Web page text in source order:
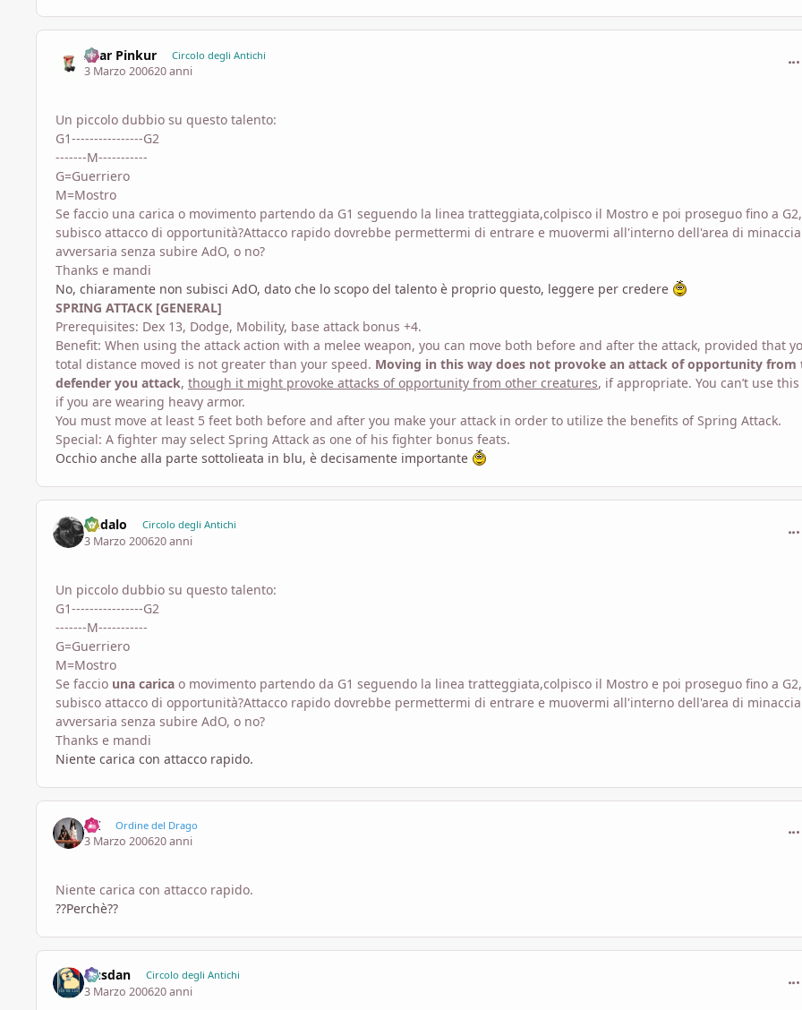
Azar Pinkur Circolo degli Antichi
3 Marzo 200620 anni
Un piccolo dubbio su questo talento:
G1----------------G2
-------M-----------
G=Guerriero
M=Mostro
Se faccio una carica o movimento partendo da G1 seguendo la linea tratteggiata,colpisco il Mostro e poi proseguo fino a G2,
subisco attacco di opportunità?Attacco rapido dovrebbe permettermi di entrare e muovermi all'interno dell'area di minaccia
avversaria senza subire AdO, o no?
Thanks e mandi
No, chiaramente non subisci AdO, dato che lo scopo del talento è proprio questo, leggere per credere
SPRING ATTACK [GENERAL]
Prerequisites: Dex 13, Dodge, Mobility, base attack bonus +4.
Benefit: When using the attack action with a melee weapon, you can move both before and after the attack, provided that
total distance moved is not greater than your speed. Moving in this way does not provoke an attack of opportunity from
defender you attack, though it might provoke attacks of opportunity from other creatures, if appropriate. You can’t use
if you are wearing heavy armor.
You must move at least 5 feet both before and after you make your attack in order to utilize the benefits of Spring Attack.
Special: A fighter may select Spring Attack as one of his fighter bonus feats.
Occhio anche alla parte sottolieata in blu, è decisamente importante
Dedalo Circolo degli Antichi
3 Marzo 200620 anni
Un piccolo dubbio su questo talento:
G1----------------G2
-------M-----------
G=Guerriero
M=Mostro
Se faccio una carica o movimento partendo da G1 seguendo la linea tratteggiata,colpisco il Mostro e poi proseguo fino a G2,
subisco attacco di opportunità?Attacco rapido dovrebbe permettermi di entrare e muovermi all'interno dell'area di minaccia
avversaria senza subire AdO, o no?
Thanks e mandi
Niente carica con attacco rapido.
IxI Ordine del Drago
3 Marzo 200620 anni
Niente carica con attacco rapido.
??Perchè??
Dusdan Circolo degli Antichi
3 Marzo 200620 anni